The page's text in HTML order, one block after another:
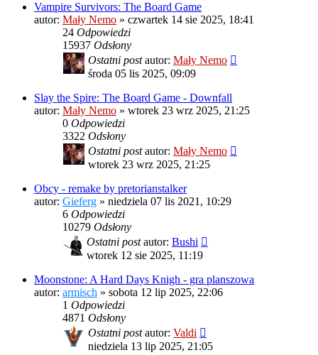
Vampire Survivors: The Board Game
autor: Mały Nemo » czwartek 14 sie 2025, 18:41
24 Odpowiedzi
15937 Odsłony
Ostatni postautor: Mały Nemo
środa 05 lis 2025, 09:09
Slay the Spire: The Board Game - Downfall
autor: Mały Nemo » wtorek 23 wrz 2025, 21:25
0 Odpowiedzi
3322 Odsłony
Ostatni postautor: Mały Nemo
wtorek 23 wrz 2025, 21:25
Obcy - remake by pretorianstalker
autor: Gieferg » niedziela 07 lis 2021, 10:29
6 Odpowiedzi
10279 Odsłony
Ostatni postautor: Bushi
wtorek 12 sie 2025, 11:19
Moonstone: A Hard Days Knigh - gra planszowa
autor: armisch » sobota 12 lip 2025, 22:06
1 Odpowiedzi
4871 Odsłony
Ostatni postautor: Valdi
niedziela 13 lip 2025, 21:05